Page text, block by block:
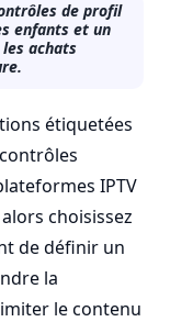
de profil
enfants et un
achats
étiquetées
IPTV
choisissez
de définir un
la
le contenu